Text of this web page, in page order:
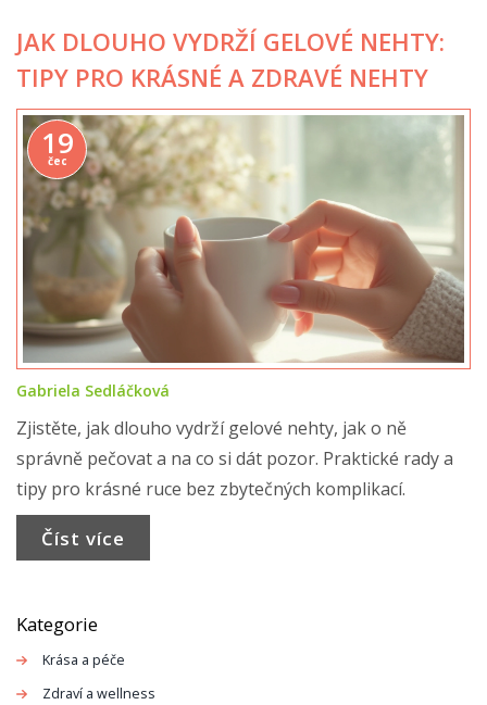
JAK DLOUHO VYDRŽÍ GELOVÉ NEHTY:
TIPY PRO KRÁSNÉ A ZDRAVÉ NEHTY
19
čec
Gabriela Sedláčková
Zjistěte, jak dlouho vydrží gelové nehty, jak o ně
správně pečovat a na co si dát pozor. Praktické rady a
tipy pro krásné ruce bez zbytečných komplikací.
Číst více
Kategorie
Krása a péče
Zdraví a wellness